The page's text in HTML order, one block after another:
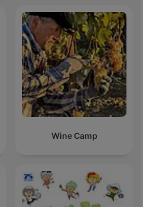
Wine Camp